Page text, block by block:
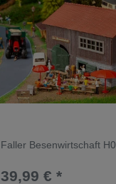
Faller Besenwirtschaft H0
39,99 € *